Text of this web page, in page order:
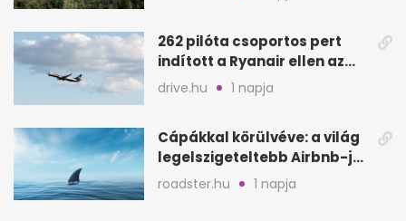
262 pilóta csoportos pert
indított a Ryanair ellen az
Egyesült Királyságban
drive.hu 1 napja
Cápákkal körülvéve: a világ
legelszigeteltebb Airbnb-je
a nyílt tengeren
roadster.hu 1 napja